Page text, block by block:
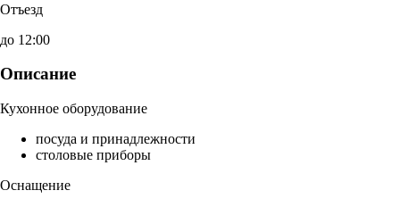
Отъезд
до 12:00
Описание
Кухонное оборудование
посуда и принадлежности
столовые приборы
Оснащение